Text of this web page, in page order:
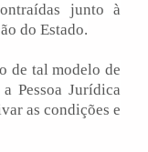
junto à
do Estado.
de tal modelo de
Pessoa Jurídica
as condições e